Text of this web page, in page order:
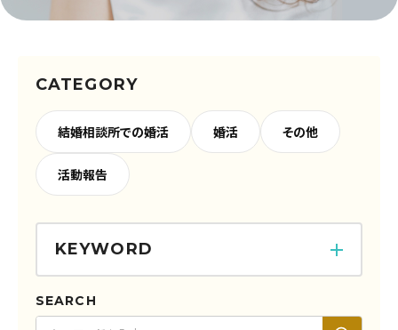
CATEGORY
結婚相談所での婚活 婚活 その他
活動報告
KEYWORD
SEARCH